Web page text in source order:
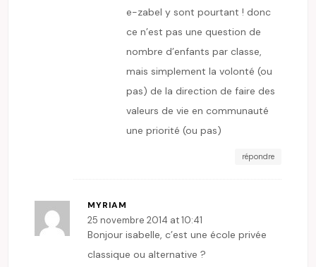
e-zabel y sont pourtant ! donc
ce n’est pas une question de
nombre d’enfants par classe,
mais simplement la volonté (ou
pas) de la direction de faire des
valeurs de vie en communauté
une priorité (ou pas)
répondre
MYRIAM
25 novembre 2014 at 10:41
Bonjour isabelle, c’est une école privée
classique ou alternative ?